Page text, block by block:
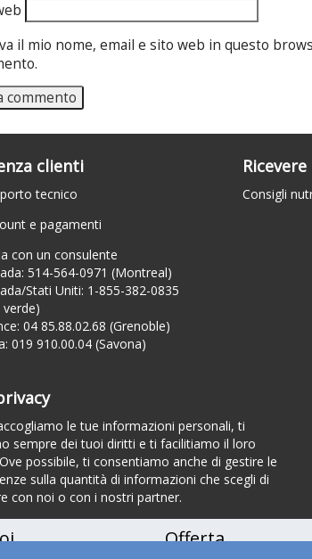
il mio nome, email e sito web in questo
clienti
tecnico
e pagamenti
con un consulente
514-564-0971 (Montreal)
Stati Uniti: 1-855-382-0835
04 85.88.02.68 (Grenoble)
019 910.00.04 (Savona)
Consigli
le tue informazioni personali, ti
sempre dei tuoi diritti e ti facilitiamo il loro
possibile, ti consentiamo anche di gestire le
sulla quantità di informazioni che scegli di
con noi o con i nostri partner.
Offerta